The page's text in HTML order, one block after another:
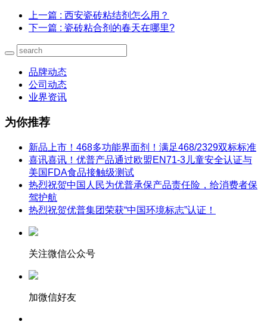
上一篇 : 西安瓷砖粘结剂怎么用？
下一篇 : 瓷砖粘合剂的春天在哪里?
品牌动态
公司动态
业界资讯
为你推荐
新品上市！468多功能界面剂！满足468/2329双标标准
喜讯喜讯！优普产品通过欧盟EN71-3儿童安全认证与
美国FDA食品接触级测试
热烈祝贺中国人民为优普承保产品责任险，给消费者保
驾护航
热烈祝贺优普集团荣获“中国环境标志”认证！
关注微信公众号
加微信好友